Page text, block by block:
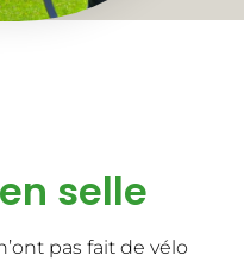
selle
pas fait de vélo